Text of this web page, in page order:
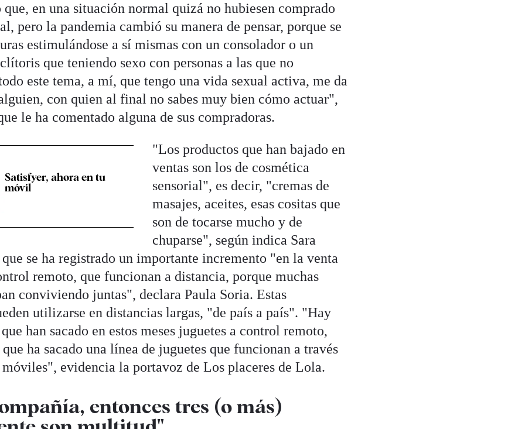
en una situación normal quizá no hubiesen comprado
pero la pandemia cambió su manera de pensar, porque se
estimulándose a sí mismas con un consolador o un
que teniendo sexo con personas a las que no
este tema, a mí, que tengo una vida sexual activa, me da
con quien al final no sabes muy bien cómo actuar",
le ha comentado alguna de sus compradoras.
Satisfyer, ahora en tu
móvil
"Los productos que han bajado en
ventas son los de cosmética
sensorial", es decir, "cremas de
masajes, aceites, esas cositas que
son de tocarse mucho y de
chuparse", según indica Sara
se ha registrado un importante incremento "en la venta
remoto, que funcionan a distancia, porque muchas
conviviendo juntas", declara Paula Soria. Estas
utilizarse en distancias largas, "de país a país". "Hay
han sacado en estos meses juguetes a control remoto,
ha sacado una línea de juguetes que funcionan a través
evidencia la portavoz de Los placeres de Lola.
entonces tres (o más)